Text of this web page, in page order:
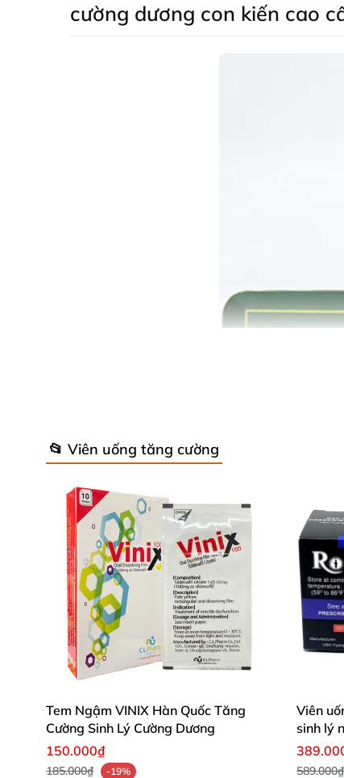
cường dương con kiến cao
con kiến 12800mgThông tin về sản
cường dương Kiến Càng Đen Cực
📂 Viên uống tăng cường
Tem Ngậm VINIX Hàn Quốc Tăng
Cường Sinh Lý Cường Dương
150.000₫
185.000₫
-19%
Viên
sinh lý
589.000₫